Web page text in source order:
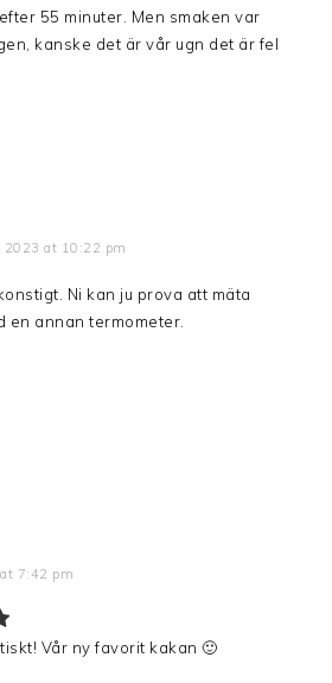
55 minuter. Men smaken var
kanske det är vår ugn det är fel
2023 at 10:22 pm
Ni kan ju prova att mäta
en annan termometer.
7:42 pm
Vår ny favorit kakan 🙂